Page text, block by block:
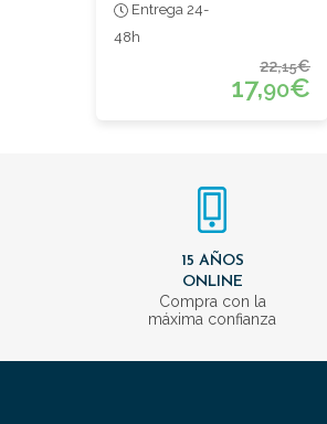
Entrega 24-
48h
22,15€
17,90€
15 AÑOS
ONLINE
Compra con la
máxima confianza